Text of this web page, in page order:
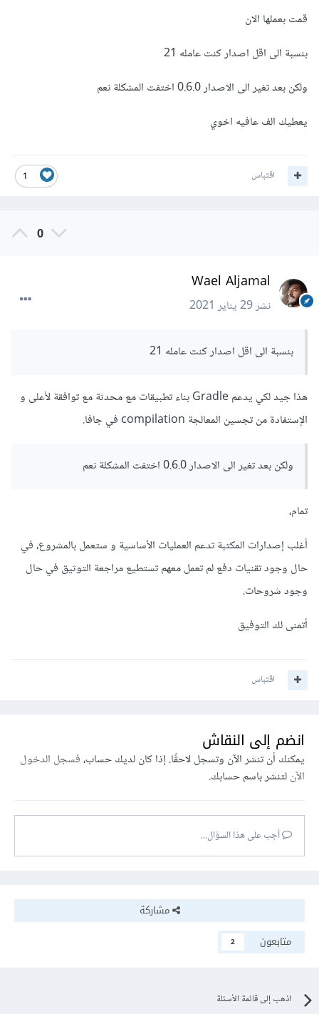
  flutter_braintree: 0.6.0
قبل ذلك حاول حذف +1 من إصدار المكتبة.
قمت بعملها الان
بنسبة الى اقل اصدار كنت عامله 21
ولكن بعد تغير الى الاصدار 0.6.0 اختفت المشكلة نعم
يعطيك الف عافيه اخوي
1 اقتباس
0
Wael Aljamal
نشر29 يناير 2021
بنسبة الى اقل اصدار كنت عامله 21
هذا جيد لكي يدعم Gradle بناء تطبيقات مع محدثة مع توافقة لأعلى و
الإستفادة من تجسين المعالجة compilation في جافا.
ولكن بعد تغير الى الاصدار 0.6.0 اختفت المشكلة نعم
تمام،
أغلب إصدارات المكتبة تدعم العمليات الأساسية و ستعمل بالمشروع، في
حال وجود تقنيات دفع لم تعمل معهم تستطيع مراجعة التوثيق في حال
وجود شروحات.
أتمنى لك التوفيق
اقتباس
انضم إلى النقاش
يمكنك أن تنشر الآن وتسجل لاحقًا. إذا كان لديك حساب،فسجل الدخول
الآنلتنشر باسم حسابك.
أجب على هذا السؤال...
مشاركة
متابعون
2
اذهب إلى قائمة الأسئلة